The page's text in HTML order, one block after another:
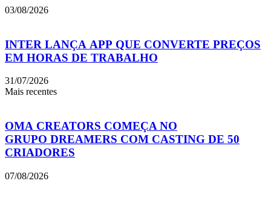
03/08/2026
INTER LANÇA APP QUE CONVERTE PREÇOS
EM HORAS DE TRABALHO
31/07/2026
Mais recentes
OMA CREATORS COMEÇA NO
GRUPO DREAMERS COM CASTING DE 50
CRIADORES
07/08/2026